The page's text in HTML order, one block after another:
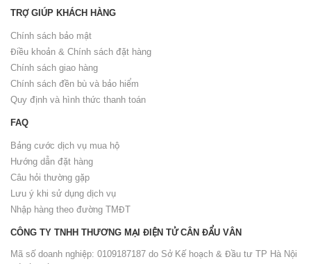
TRỢ GIÚP KHÁCH HÀNG
Chính sách bảo mật
Điều khoản & Chính sách đặt hàng
Chính sách giao hàng
Chính sách đền bù và bảo hiểm
Quy định và hình thức thanh toán
FAQ
Bảng cước dịch vụ mua hộ
Hướng dẫn đặt hàng
Câu hỏi thường gặp
Lưu ý khi sử dụng dịch vụ
Nhập hàng theo đường TMĐT
CÔNG TY TNHH THƯƠNG MẠI ĐIỆN TỬ CÂN ĐẨU VÂN
Mã số doanh nghiệp: 0109187187 do Sở Kế hoạch & Đầu tư TP Hà Nội